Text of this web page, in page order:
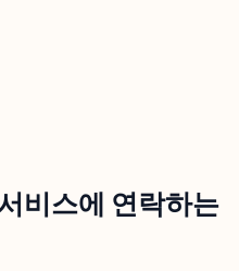
비스에 연락하는